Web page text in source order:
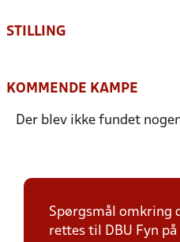
STILLING
KOMMENDE KAMPE
Der blev ikke fundet
Spørgsmål omkring
rettes til DBU Fyn på